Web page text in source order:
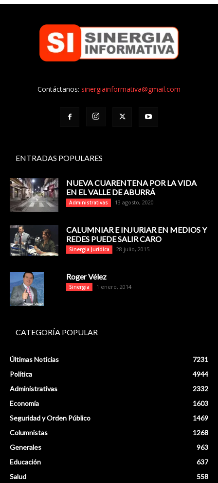
Contáctanos: sinergiainformativa@gmail.com
ENTRADAS POPULARES
NUEVA CUARENTENA POR LA VIDA
EN EL VALLE DE ABURRÁ
Administrativas 13 agosto, 2020
CALUMNIAR E INJURIAR EN MEDIOS Y
REDES PUEDE SALIR CARO
Sinergia Jurídica 28 julio, 2015
Roger Vélez
Sinergia 1 enero, 2014
CATEGORÍA POPULAR
Últimas Noticias
7231
Política
4944
Administrativas
2332
Economía
1603
Seguridad y Orden Público
1469
Columnistas
1268
Generales
963
Educación
637
Salud
558